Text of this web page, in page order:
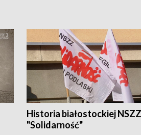
Historia białostockiej NSZZ
"Solidarność"